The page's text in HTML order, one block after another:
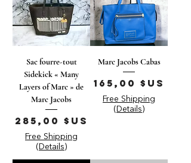
Sac fourre-tout
Sidekick « Many
Layers of Marc » de
Marc Jacobs
Prix
285,00 $US
Free Shipping
(Details)
Marc Jacobs Cabas
Prix
165,00 $US
Free Shipping
(Details)